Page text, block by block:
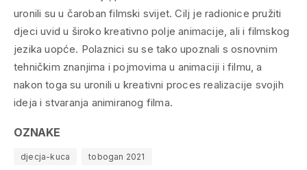
uronili su u čaroban filmski svijet. Cilj je radionice pružiti
djeci uvid u široko kreativno polje animacije, ali i filmskog
jezika uopće. Polaznici su se tako upoznali s osnovnim
tehničkim znanjima i pojmovima u animaciji i filmu, a
nakon toga su uronili u kreativni proces realizacije svojih
ideja i stvaranja animiranog filma.
OZNAKE
djecja-kuca tobogan 2021